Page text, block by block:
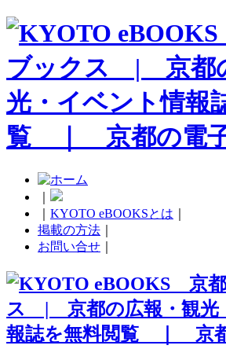
KYOTO eBOOKSとは
掲載の方法
お問い合せ